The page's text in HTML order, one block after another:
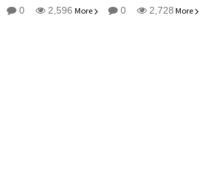
0 2,596 More 0 2,728 More